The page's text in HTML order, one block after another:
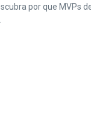
por que MVPs